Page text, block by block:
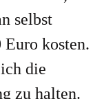
selbst
kosten.
die
zu halten.